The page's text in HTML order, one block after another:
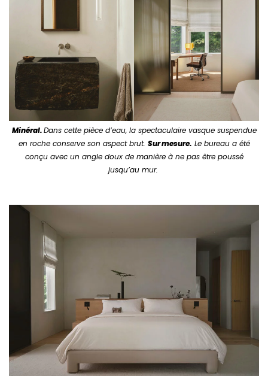
Minéral.Dans cette pièce d’eau, la spectaculaire vasque suspendue
en roche conserve son aspect brut. Sur mesure. Le bureau a été
conçu avec un angle doux de manière à ne pas être poussé
jusqu’au mur.